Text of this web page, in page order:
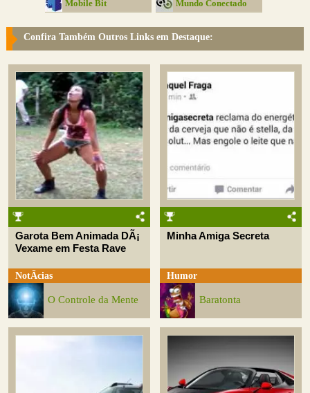
Mobile Bit
Mundo Conectado
Confira Também Outros Links em Destaque:
Garota Bem Animada DÃ¡
Vexame em Festa Rave
NotÃ­cias
O Controle da Mente
Minha Amiga Secreta
Humor
Baratonta